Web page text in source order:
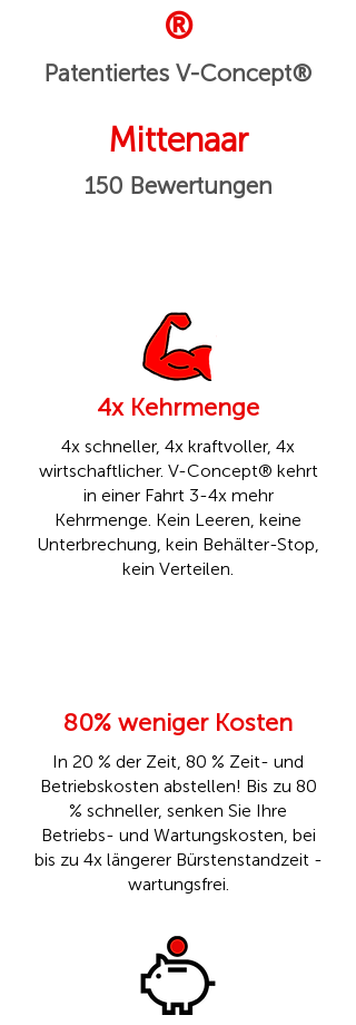
®
Patentiertes V-Concept®
Mittenaar
150 Bewertungen
4x Kehrmenge
4x schneller, 4x kraftvoller, 4x
wirtschaftlicher. V-Concept® kehrt
in einer Fahrt 3-4x mehr
Kehrmenge. Kein Leeren, keine
Unterbrechung, kein Behälter-Stop,
kein Verteilen.
80% weniger Kosten
In 20 % der Zeit, 80 % Zeit- und
Betriebskosten abstellen! Bis zu 80
% schneller, senken Sie Ihre
Betriebs- und Wartungskosten, bei
bis zu 4x längerer Bürstenstandzeit -
wartungsfrei.